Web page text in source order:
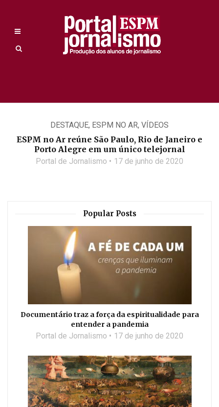
DESTAQUE, ESPM NO AR, VÍDEOS
ESPM no Ar reúne São Paulo, Rio de Janeiro e
Porto Alegre em um único telejornal
Portal de Jornalismo 17 de junho de 2020
Popular Posts
Documentário traz a força da espiritualidade para
entender a pandemia
Portal de Jornalismo 17 de junho de 2020